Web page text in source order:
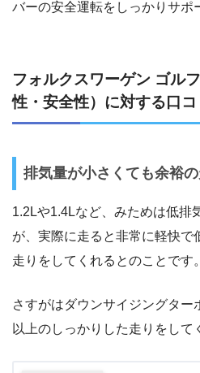
バーの安全運転をしっかりサポ
フォルクスワーゲン ゴル
性・安全性）に対する口
排気量が小さくても余裕の
1.2Lや1.4Lなど、みためは低排
が、実際に走ると非常に軽快で
走りをしてくれるとのことです。
さすがはダウンサイジングター
以上のしっかりした走りをして